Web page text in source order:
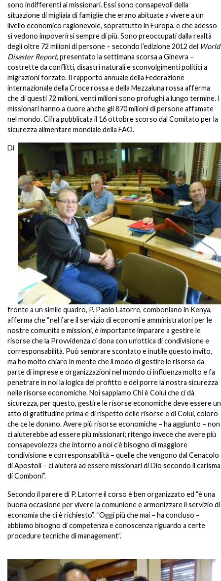
sono indifferenti ai missionari. Essi sono consapevoli della
situazione di migliaia di famiglie che erano abituate a vivere a un
livello economico ragionevole, soprattutto in Europa, e che adesso
si vedono impoverirsi sempre di più. Sono preoccupati dalla realtà
degli oltre 72 milioni di persone – secondo l’edizione 2012 del World
Disaster Report, presentato la settimana scorsa a Ginevra –
costrette da conflitti, disastri naturali e sconvolgimenti politici a
migrazioni forzate. Il rapporto annuale della Federazione
internazionale della Croce rossa e della Mezzaluna rossa afferma
che di questi 72 milioni, venti milioni sono profughi a lungo termine. I
missionari hanno a cuore anche gli 870 milioni di persone affamate
nel mondo. Cifra pubblicata il 16 ottobre scorso dal Comitato per la
sicurezza alimentare mondiale della FAO.
Di
fronte a un simile quadro, P. Paolo Latorre, comboniano in Kenya,
afferma che “nel fare il servizio di economi e amministratori per le
nostre comunità e missioni, è importante imparare a gestire le
risorse che la Provvidenza ci dona con un’ottica di condivisione e
corresponsabilità. Può sembrare scontato e inutile questo invito,
ma ho molto chiaro in mente che il modo di gestire le risorse da
parte di imprese e organizzazioni nel mondo ci influenza molto e fa
penetrare in noi la logica del profitto e del porre la nostra sicurezza
nelle risorse economiche. Noi sappiamo Chi è Colui che ci dà
sicurezza, per questo, gestire le risorse economiche deve essere un
atto di gratitudine prima e di rispetto delle risorse e di Colui, coloro
che ce le donano. Avere più risorse economiche – ha aggiunto – non
ci aiuterebbe ad essere più missionari; ritengo invece che avere più
consapevolezza che intorno a noi c’è bisogno di maggiore
condivisione e corresponsabilità – quelle che vengono dal Cenacolo
di Apostoli – ci aiuterà ad essere missionari di Dio secondo il carisma
di Comboni”.
Secondo il parere di P. Latorre il corso è ben organizzato ed “è una
buona occasione per vivere la comunione e armonizzare il servizio di
economia che ci è richiesto”. “Oggi più che mai – ha concluso –
abbiamo bisogno di competenza e conoscenza riguardo a certe
procedure tecniche di management”.